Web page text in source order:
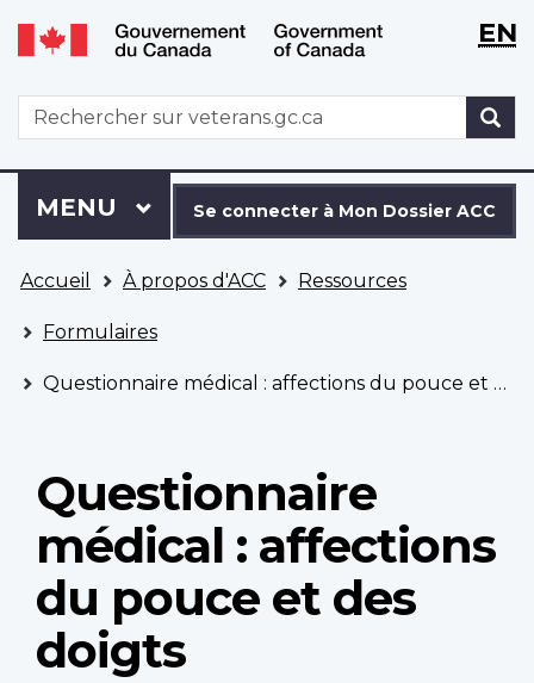
Aller
au
principal
Passer
à
version
HTML
simplifiée
WxT
WxTEN
WxT
Search
form
connecter
à
Dossier
ACC
Se connecter à Mon Dossier ACC
Menu
MENU PRINCIPAL
êtes
ici
Accueil À propos d'ACC Ressources
Formulaires
Questionnaire médical : affections du pouce et des doigts
Questionnaire
médical : affections
du pouce et des
doigts